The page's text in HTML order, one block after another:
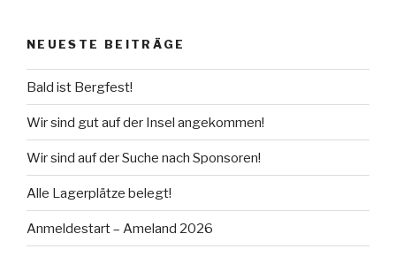
NEUESTE BEITRÄGE
Bald ist Bergfest!
Wir sind gut auf der Insel angekommen!
Wir sind auf der Suche nach Sponsoren!
Alle Lagerplätze belegt!
Anmeldestart – Ameland 2026